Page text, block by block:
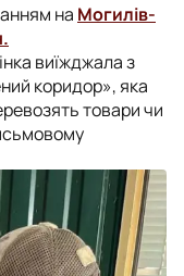
на Могилів-
виїжджала з
коридор», яка
товари чи